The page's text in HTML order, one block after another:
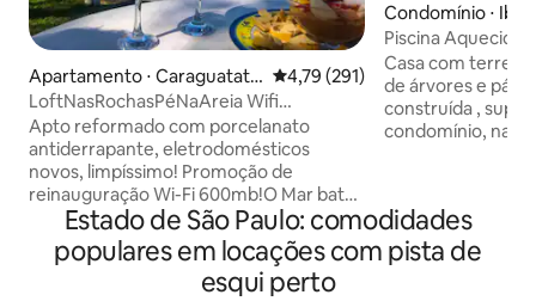
Apartamento ⋅ Caraguatatu
ba
4,79 de uma avaliação média de
4,79 (291)
LoftNasRochasPéNaAreia Wifi
Petfriendly 2Garagens
Apto reformado com porcelanato
antiderrapante, eletrodomésticos
novos, limpíssimo! Promoção de
reinauguração Wi-Fi 600mb!O Mar bate
ao redor do jardim, Não tem rua para
atravessar, 2 Garagens excelentes,
cobertas, Elevadores Novos,3km do
centro, mercado ao lado, praia sem
Condomínio ⋅
Piscina Aquecida,
Delfinópolis
Casa com
de árvores e
construída ,
condomínio, na
equipada. 6
área social para a
aquecida, com
Estado de São Paulo: comodidades
populares em locações com pista de
esqui perto